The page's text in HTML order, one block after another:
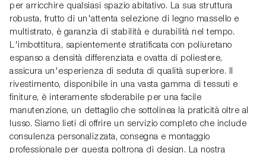
per arricchire qualsiasi spazio abitativo. La sua struttura
robusta, frutto di un'attenta selezione di legno massello e
multistrato, è garanzia di stabilità e durabilità nel tempo.
L'imbottitura, sapientemente stratificata con poliuretano
espanso a densità differenziata e ovatta di poliestere,
assicura un'esperienza di seduta di qualità superiore. Il
rivestimento, disponibile in una vasta gamma di tessuti e
finiture, è interamente sfoderabile per una facile
manutenzione, un dettaglio che sottolinea la praticità oltre al
lusso. Siamo lieti di offrire un servizio completo che include
consulenza personalizzata, consegna e montaggio
professionale per questa poltrona di design. La nostra